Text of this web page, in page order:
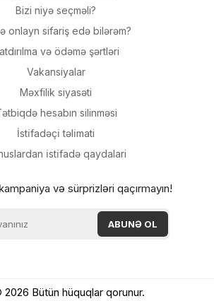
Bizi niyə seçməli?
onlayn sifariş edə bilərəm?
və ödəmə şərtləri
Vakansiyalar
Məxfilik siyasəti
hesabın silinməsi
İsti̇fadəçi̇ təli̇mati
i̇sti̇fadə qaydalari
və sürprizləri qaçırmayın!
Bütün hüquqlar qorunur.